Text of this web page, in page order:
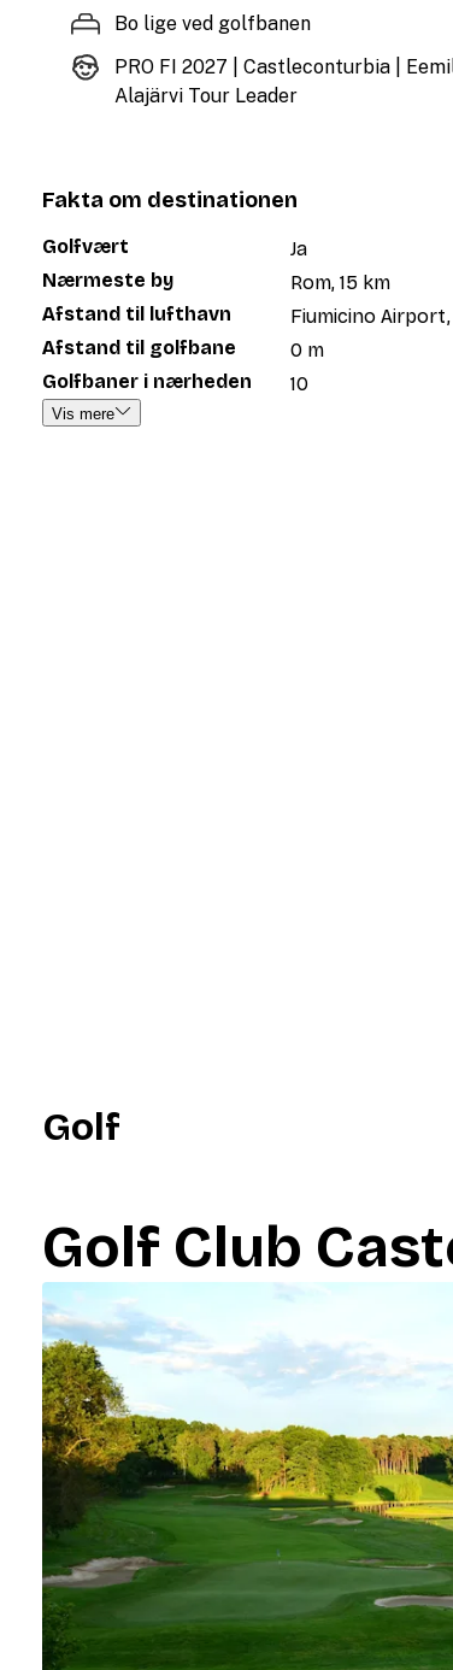
Bo lige ved golfbanen
PRO FI 2027 | Castleconturbia |
Alajärvi Tour Leader
Fakta om destinationen
Golfvært
Ja
Nærmeste by
Rom, 15 km
Afstand til lufthavn
Fiumicino Airport,
Afstand til golfbane
0 m
Golfbaner i nærheden
10
Vis mere
Golf
Golf Club